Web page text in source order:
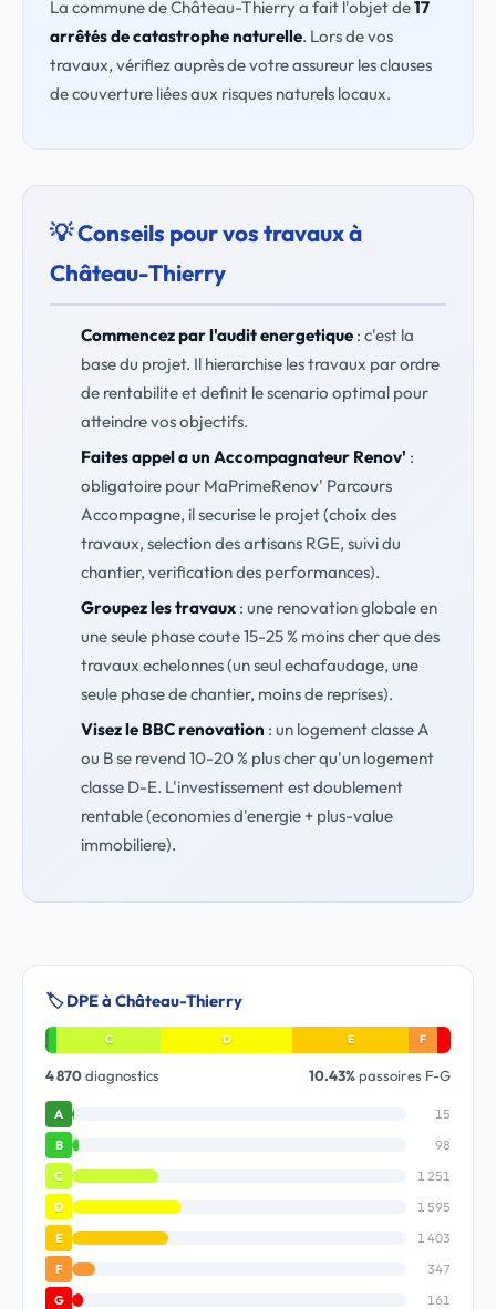
La commune de Château-Thierry a fait l'objet de17
arrêtés de catastrophe naturelle. Lors de vos
travaux, vérifiez auprès de votre assureur les clauses
de couverture liées aux risques naturels locaux.
💡 Conseils pour vos travaux à
Château-Thierry
Commencez par l'audit energetique: c'est la
base du projet. Il hierarchise les travaux par ordre
de rentabilite et definit le scenario optimal pour
atteindre vos objectifs.
Faites appel a un Accompagnateur Renov' :
obligatoire pour MaPrimeRenov' Parcours
Accompagne, il securise le projet (choix des
travaux, selection des artisans RGE, suivi du
chantier, verification des performances).
Groupez les travaux: une renovation globale en
une seule phase coute 15-25 % moins cher que des
travaux echelonnes (un seul echafaudage, une
seule phase de chantier, moins de reprises).
Visez le BBC renovation : un logement classe A
ou B se revend 10-20 % plus cher qu'un logement
classe D-E. L'investissement est doublement
rentable (economies d'energie + plus-value
immobiliere).
🏷️ DPE à Château-Thierry
C D E F
4 870diagnostics 10.43%passoires F-G
A 15
B 98
C 1 251
D 1 595
E 1 403
F 347
G 161